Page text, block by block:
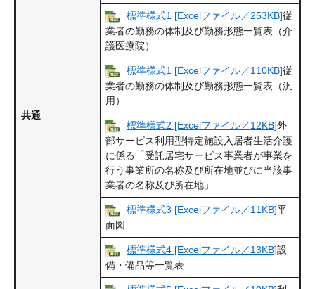
共通
標準様式1 [Excelファイル／253KB]従
業者の勤務の体制及び勤務形態一覧表（介
護医療院）
標準様式1 [Excelファイル／110KB]従
業者の勤務の体制及び勤務形態一覧表（汎
用）
標準様式2 [Excelファイル／12KB]外
部サービス利用型特定施設入居者生活介護
に係る「受託居宅サービス事業者が事業を
行う事業所の名称及び所在地並びに当該事
業者の名称及び所在地」
標準様式3 [Excelファイル／11KB]平
面図
標準様式4 [Excelファイル／13KB]設
備・備品等一覧表